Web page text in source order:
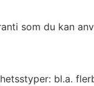
som du kan
bl.a.